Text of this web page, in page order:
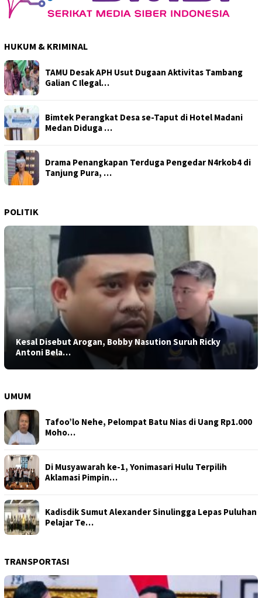
HUKUM & KRIMINAL
TAMU Desak APH Usut Dugaan Aktivitas Tambang
Galian C Ilegal…
Bimtek Perangkat Desa se-Taput di Hotel Madani
Medan Diduga …
Drama Penangkapan Terduga Pengedar N4rkob4 di
Tanjung Pura, …
POLITIK
Kesal Disebut Arogan, Bobby Nasution Suruh Ricky
Antoni Bela…
UMUM
Tafoo’lo Nehe, Pelompat Batu Nias di Uang Rp1.000
Moho…
Di Musyawarah ke-1, Yonimasari Hulu Terpilih
Aklamasi Pimpin…
Kadisdik Sumut Alexander Sinulingga Lepas Puluhan
Pelajar Te…
TRANSPORTASI